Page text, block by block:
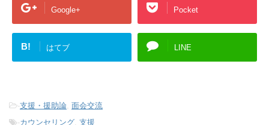
Google+ Pocket
B! はてブ LINE
-支援・援助論, 面会交流
-カウンセリング, 支援